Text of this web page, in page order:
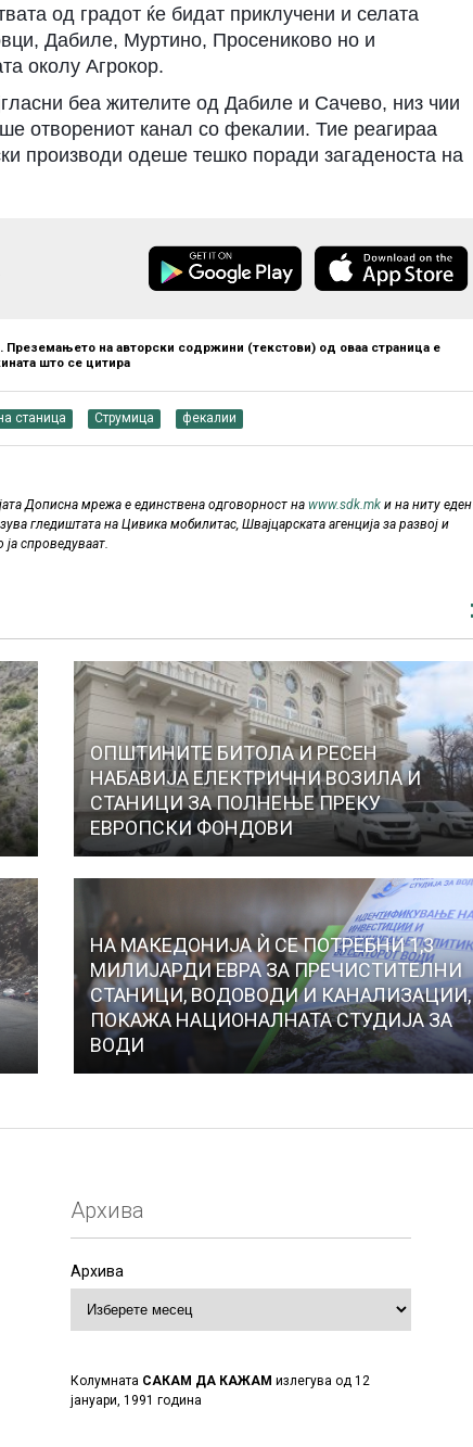
од градот ќе бидат приклучени и селата
Дабиле, Муртино, Просениково но и
околу Агрокор.
беа жителите од Дабиле и Сачево, низ чии
отворениот канал со фекалии. Тие реагираа
производи одеше тешко поради загаденоста на
на авторски содржини (текстови) од оваа страница е
што се цитира
станица Струмица фекалии
Дописна мрежа е единствена одговорност наwww.sdk.mkи на ниту еден
гледиштата на Цивика мобилитас, Швајцарската агенција за развој и
спроведуваат.
ОПШТИНИТЕ БИТОЛА И РЕСЕН
НАБАВИЈА ЕЛЕКТРИЧНИ ВОЗИЛА И
СТАНИЦИ ЗА ПОЛНЕЊЕ ПРЕКУ
ЕВРОПСКИ ФОНДОВИ
НА МАКЕДОНИЈА Ѝ СЕ ПОТРЕБНИ 1,3
МИЛИЈАРДИ ЕВРА ЗА ПРЕЧИСТИТЕЛНИ
СТАНИЦИ, ВОДОВОДИ И КАНАЛИЗАЦИИ,
ПОКАЖА НАЦИОНАЛНАТА СТУДИЈА ЗА
ВОДИ
Архива
Архива
Колумната САКАМ ДА КАЖАМ излегува од 12
јануари, 1991 година